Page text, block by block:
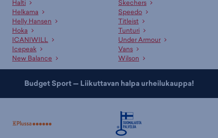
Ammattitaitoinen asiakaspalvelumme sekä kauppojemme
asiantuntevat myyjät palvelevat sinua mielellään sopivan tuotteen ja
koon etsinnässä. Lisäksi meillä on useille tuotteille erinomaiset
valintaoppaat, jotka auttavat sopivan tuotteen valinnassa. Tutustu
myös kategorioihimme
miesten tuulitakit,miesten kevättakit
miesten kesätakit
Halti
Helkama
Helly Hansen
Hoka
ICANIWILL
Icepeak
New Balance
Skechers
Speedo
Titleist
Tunturi
Under Armour
Vans
Wilson
Budget Sport — Liikuttavan halpa urheilukauppa!